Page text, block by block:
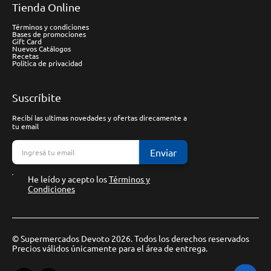
Tienda Online
Términos y condiciones
Bases de promociones
Gift Card
Nuevos Catálogos
Recetas
Política de privacidad
Suscríbite
Recibí las ultimas novedades y ofertas direcamente a
tu email
Enviar
He leído y acepto losTérminos y
Condiciones
© Supermercados Devoto 2026. Todos los derechos reservados
Precios válidos únicamente para el área de entrega.